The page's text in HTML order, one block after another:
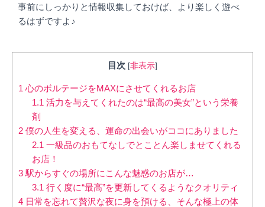
事前にしっかりと情報収集しておけば、より楽しく遊べ
るはずですよ♪
目次 [非表示]
1 心のボルテージをMAXにさせてくれるお店
1.1 活力を与えてくれたのは“最高の美女”という栄養
剤
2 僕の人生を変える、運命の出会いがココにありました
2.1 一級品のおもてなしでとことん楽しませてくれる
お店！
3 駅からすぐの場所にこんな魅惑のお店が…
3.1 行く度に“最高”を更新してくるようなクオリティ
4 日常を忘れて贅沢な夜に身を預ける、そんな極上の体